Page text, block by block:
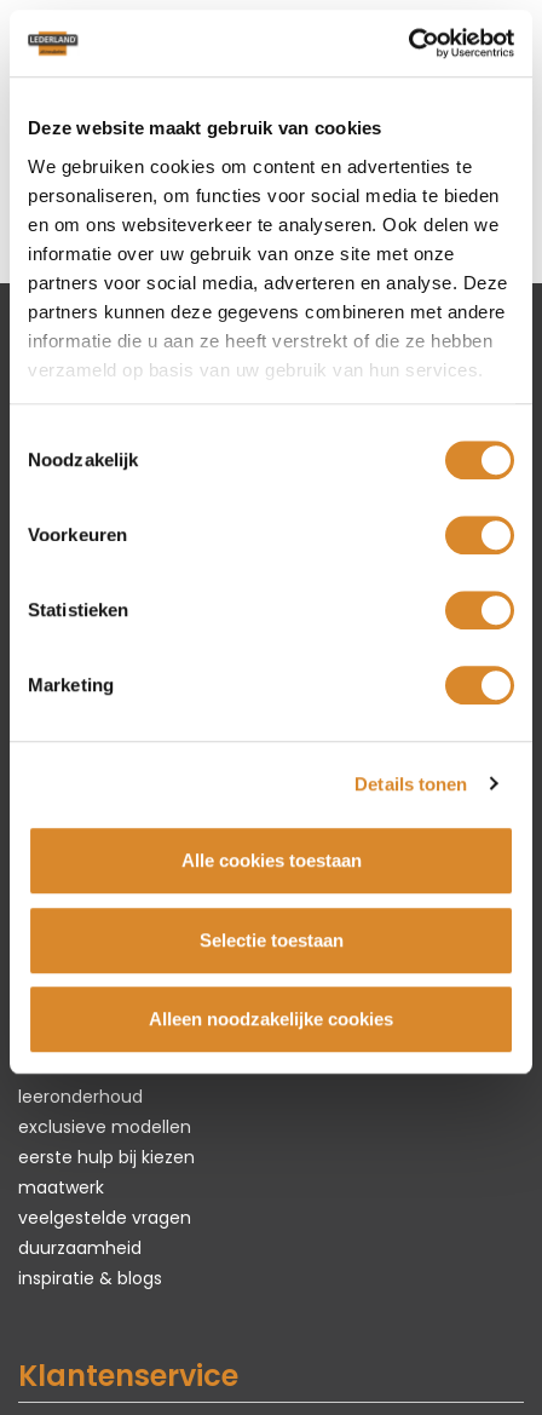
Deze website maakt gebruik van cookies
We gebruiken cookies om content en advertenties te
personaliseren, om functies voor social media te bieden
en om ons websiteverkeer te analyseren. Ook delen we
informatie over uw gebruik van onze site met onze
partners voor social media, adverteren en analyse. Deze
partners kunnen deze gegevens combineren met andere
informatie die u aan ze heeft verstrekt of die ze hebben
verzameld op basis van uw gebruik van hun services.
Noodzakelijk
Voorkeuren
Statistieken
Marketing
Details tonen
Alle cookies toestaan
Selectie toestaan
Alleen noodzakelijke cookies
Stel een vraag over dit model
Mitchel hoekopstelling
Lederland winkels
Beverwijk
Collectie
Hoekbanken
leeronderhoud
exclusieve modellen
eerste hulp bij kiezen
maatwerk
veelgestelde vragen
duurzaamheid
inspiratie & blogs
Klantenservice